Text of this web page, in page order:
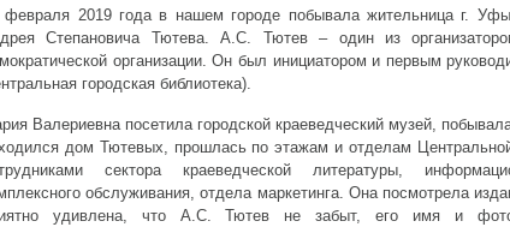
февраля 2019 года в нашем городе побывала жительница г.
Степановича Тютева. А.С. Тютев – один из
организации. Он был инициатором и первым
городская библиотека).
Валериевна посетила городской краеведческий музей,
дом Тютевых, прошлась по этажам и отделам
сектора краеведческой литературы,
обслуживания, отдела маркетинга. Она посмотрела
удивлена, что А.С. Тютев не забыт, его имя и